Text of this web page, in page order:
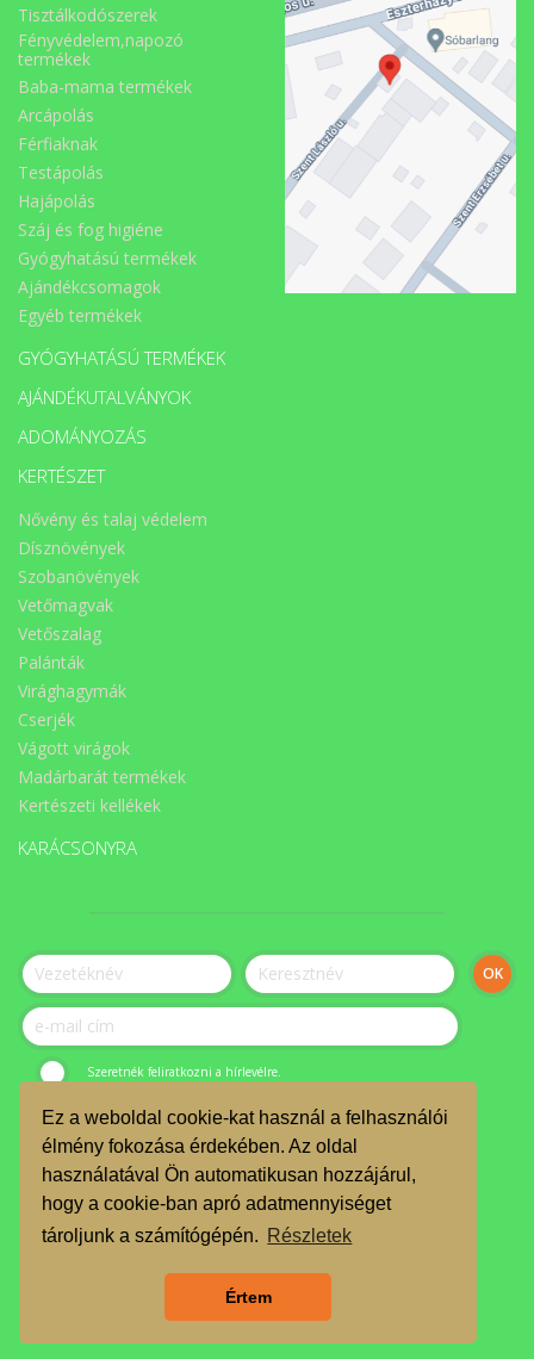
Ez a weboldal cookie-kat használ a felhasználói
élmény fokozása érdekében. Az oldal
használatával Ön automatikusan hozzájárul,
hogy a cookie-ban apró adatmennyiséget
tároljunk a számítógépén. Részletek
Értem
Tisztálkodószerek
Fényvédelem,napozó
termékek
Baba-mama termékek
Arcápolás
Férfiaknak
Testápolás
Hajápolás
Száj és fog higiéne
Gyógyhatású termékek
Ajándékcsomagok
Egyéb termékek
GYÓGYHATÁSÚ TERMÉKEK
AJÁNDÉKUTALVÁNYOK
ADOMÁNYOZÁS
KERTÉSZET
Nővény és talaj védelem
Dísznövények
Szobanövények
Vetőmagvak
Vetőszalag
Palánták
Virághagymák
Cserjék
Vágott virágok
Madárbarát termékek
Kertészeti kellékek
KARÁCSONYRA
Szeretnék feliratkozni a hírlevélre.
© ÉLET-Közösség Egyesület 2023.
JELENTKEZZ ÖNKÉNTESNEK
TMR
Árgarancia